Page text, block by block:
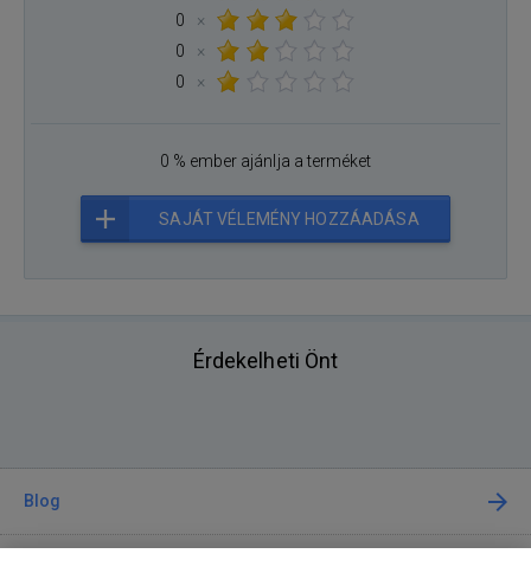
0
×
0
×
0
×
0 % ember ajánlja a terméket
SAJÁT VÉLEMÉNY HOZZÁADÁSA
Érdekelheti Önt
Blog